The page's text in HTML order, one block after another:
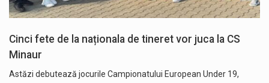
Cinci fete de la naționala de tineret vor juca la CS
Minaur
Astăzi debutează jocurile Campionatului European Under 19,